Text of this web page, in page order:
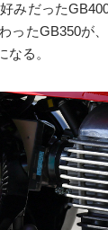
みだった
ったGB350が
る。